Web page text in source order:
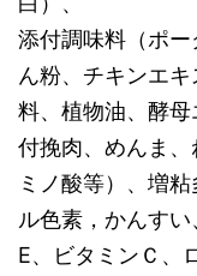
添付調味料（ポ
ん粉、チキンエ
料、植物油、酵
付挽肉、めんま
ミノ酸等）、増
ル色素，かんす
E、ビタミンＣ、